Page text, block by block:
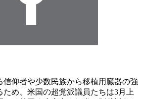
信仰者や少数民族から移植用臓器の強
め、米国の超党派議員たちは3月上